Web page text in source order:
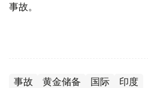
事故。
事故 黄金储备 国际 印度